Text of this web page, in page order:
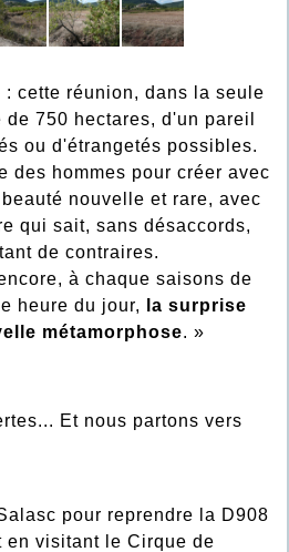
cette réunion, dans la seule
750 hectares, d'un pareil
ou d'étrangetés possibles.
des hommes pour créer avec
nouvelle et rare, avec
qui sait, sans désaccords,
de contraires.
à chaque saisons de
heure du jour,
la surprise
métamorphose. »
Et nous partons vers
pour reprendre la D908
en visitant le Cirque de